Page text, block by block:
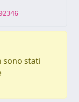
sono stati